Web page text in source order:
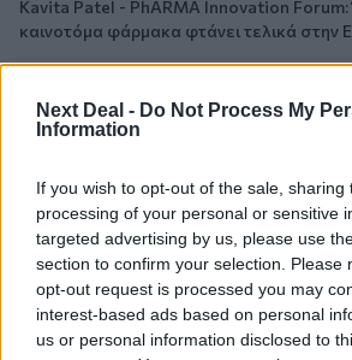
Next Deal - Do Not Process My
Information
If you wish to opt-out of the sale, sharing
processing of your personal or sensitive
targeted advertising by us, please use
section to confirm your selection. Please
opt-out request is processed you may
interest-based ads based on personal
us or personal information disclosed to
Kavita Patel - PhARMA Innovation Forum:
καινοτόμα φάρμακα φτάνει τελικά στην
Μείωση ασφαλιστικών εισφορών ύψους
ζητούν οι έμποροι από την Κυβέρνηση
06.08.2026 - 10:45
Ευρώπη: Μπορεί η κλιματική αλλαγή να
ενεργειακή κρίση;
06.08.2026 - 09:15
Στέλιος Λιανός – INTERAMERICAN /